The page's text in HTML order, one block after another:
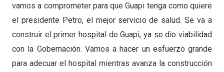
vamos a comprometer para que Guapi tenga como quiere
el presidente Petro, el mejor servicio de salud. Se va a
construir el primer hospital de Guapi, ya se dio viabilidad
con la Gobernación. Vamos a hacer un esfuerzo grande
para adecuar el hospital mientras avanza la construcción